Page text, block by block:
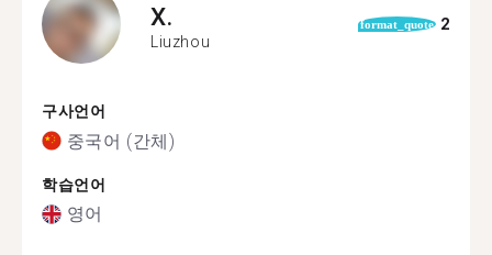
X.
Liuzhou
format_quote 2
구사언어
중국어 (간체)
학습언어
영어